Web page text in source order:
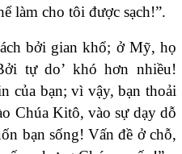
làm cho tôi được sạch!”.
bởi gian khổ; ở Mỹ, họ
tự do’ khó hơn nhiều!
của bạn; vì vậy, bạn thoải
Chúa Kitô, vào sự dạy dỗ
bạn sống! Vấn đề ở chỗ,